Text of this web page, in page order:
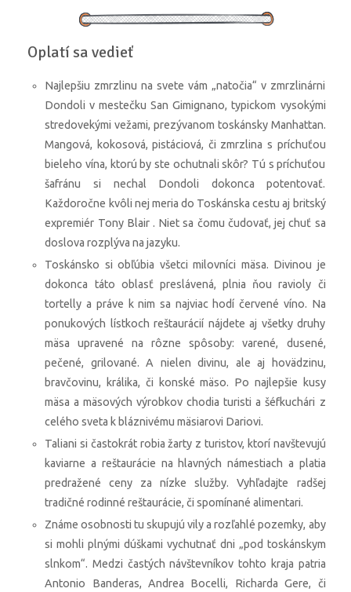
Oplatí sa vedieť
Najlepšiu zmrzlinu na svete vám „natočia“ v zmrzlinárni
Dondoli v mestečku San Gimignano, typickom vysokými
stredovekými vežami, prezývanom toskánsky Manhattan.
Mangová, kokosová, pistáciová, či zmrzlina s príchuťou
bieleho vína, ktorú by ste ochutnali skôr? Tú s príchuťou
šafránu si nechal Dondoli dokonca potentovať.
Každoročne kvôli nej meria do Toskánska cestu aj britský
expremiér Tony Blair . Niet sa čomu čudovať, jej chuť sa
doslova rozplýva na jazyku.
Toskánsko si obľúbia všetci milovníci mäsa. Divinou je
dokonca táto oblasť preslávená, plnia ňou ravioly či
tortelly a práve k nim sa najviac hodí červené víno. Na
ponukových lístkoch reštaurácií nájdete aj všetky druhy
mäsa upravené na rôzne spôsoby: varené, dusené,
pečené, grilované. A nielen divinu, ale aj hovädzinu,
bravčovinu, králika, či konské mäso. Po najlepšie kusy
mäsa a mäsových výrobkov chodia turisti a šéfkuchári z
celého sveta k bláznivému mäsiarovi Dariovi.
Taliani si častokrát robia žarty z turistov, ktorí navštevujú
kaviarne a reštaurácie na hlavných námestiach a platia
predražené ceny za nízke služby. Vyhľadajte radšej
tradičné rodinné reštaurácie, či spomínané alimentari.
Známe osobnosti tu skupujú vily a rozľahlé pozemky, aby
si mohli plnými dúškami vychutnať dni „pod toskánskym
slnkom“. Medzi častých návštevníkov tohto kraja patria
Antonio Banderas, Andrea Bocelli, Richarda Gere, či